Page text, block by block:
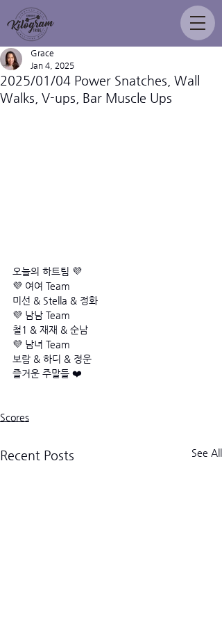
2025/01/04 Power Snatches, Wall
Walks, V-ups, Bar Muscle Ups
Grace
Jan 4, 2025
오늘의 하트팀 💜
💜 여여 Team
미선 & Stella & 정화
💜 남남 Team
철1 & 재재 & 순남
💜 남녀 Team
보람 & 하디 & 정운
즐거운 주말들 ❤️
Scores
Recent Posts See All